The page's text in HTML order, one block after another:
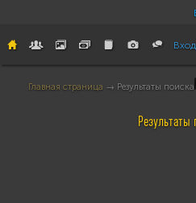
Вход
Главная страница → Результаты поиска
Результаты